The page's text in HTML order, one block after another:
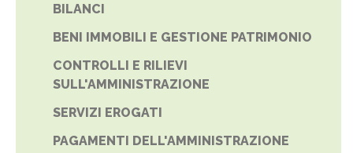
BILANCI
BENI IMMOBILI E GESTIONE PATRIMONIO
CONTROLLI E RILIEVI
SULL'AMMINISTRAZIONE
SERVIZI EROGATI
PAGAMENTI DELL'AMMINISTRAZIONE